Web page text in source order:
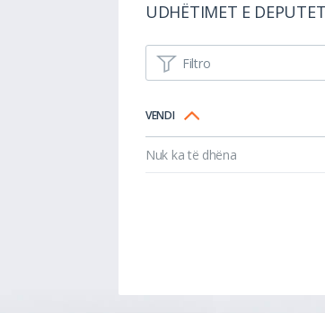
UDHËTIMET E
Filtro
VENDI
Nuk ka të dhëna